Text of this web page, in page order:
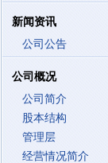
新闻资讯
公司公告
公司概况
公司简介
股本结构
管理层
经营情况简介